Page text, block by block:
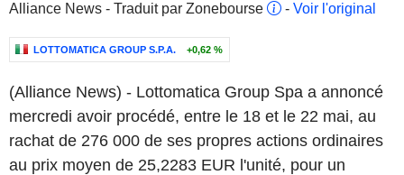
Alliance News - Traduit par Zonebourse
- Voir l'original
LOTTOMATICA GROUP S.P.A. +0,62 %
(Alliance News) - Lottomatica Group Spa a annoncé
mercredi avoir procédé, entre le 18 et le 22 mai, au
rachat de 276 000 de ses propres actions ordinaires
au prix moyen de 25,2283 EUR l'unité, pour un